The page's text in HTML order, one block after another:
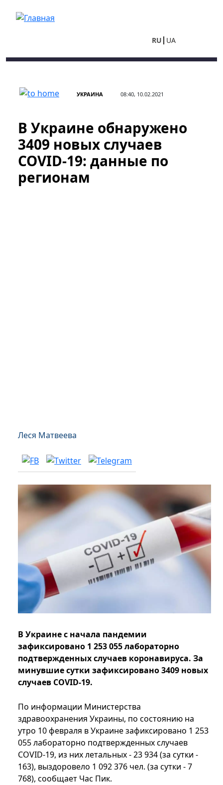
RU UA
УКРАИНА 08:40, 10.02.2021
В Украине обнаружено
3409 новых случаев
COVID-19: данные по
регионам
Леся Матвеева
В Украине с начала пандемии
зафиксировано 1 253 055 лабораторно
подтвержденных случаев коронавируса. За
минувшие сутки зафиксировано 3409 новых
случаев COVID-19.
По информации Министерства
здравоохранения Украины, по состоянию на
утро 10 февраля в Украине зафиксировано 1 253
055 лабораторно подтвержденных случаев
COVID-19, из них летальных - 23 934 (за сутки -
163), выздоровело 1 092 376 чел. (за сутки - 7
768), сообщает Час Пик.